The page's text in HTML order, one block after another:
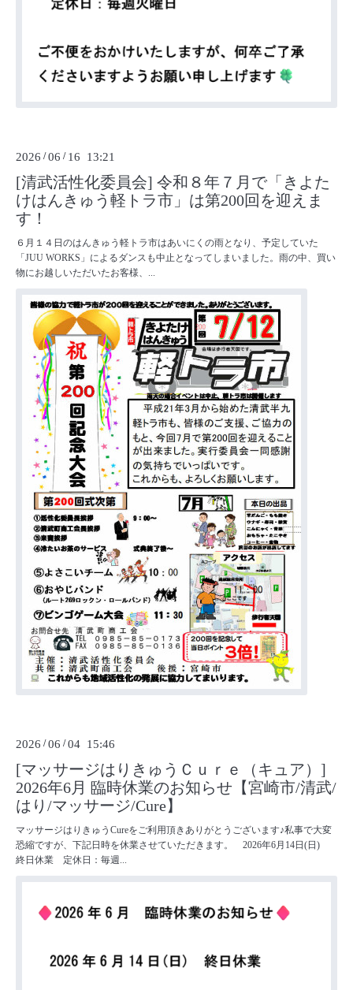
2026 /06 / 16 13:21
[清武活性化委員会] 令和８年７月で「きよた
けはんきゅう軽トラ市」は第200回を迎えま
す！
６月１４日のはんきゅう軽トラ市はあいにくの雨となり、予定していた
「JUU WORKS」によるダンスも中止となってしまいました。雨の中、買い
物にお越しいただいたお客様、...
2026 /06 /04 15:46
[マッサージはりきゅうＣｕｒｅ（キュア）]
2026年6月 臨時休業のお知らせ【宮崎市/清武/
はり/マッサージ/Cure】
マッサージはりきゅうCureをご利用頂きありがとうございます♪私事で大変
恐縮ですが、下記日時を休業させていただきます。 2026年6月14日(日)
終日休業 定休日：毎週...